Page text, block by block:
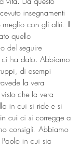
insegnamenti
meglio con gli altri. Il
quello
del seguire
ci ha dato. Abbiamo
di esempi
la vera
che la vera
in cui si ride e si
cui ci si corregge a
consigli. Abbiamo
in cui sia